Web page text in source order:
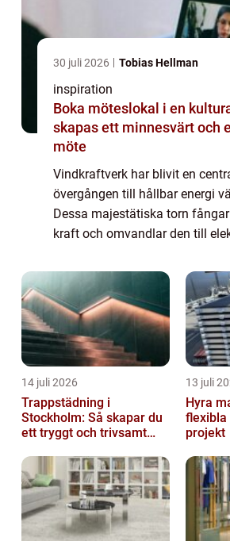
30 juli 2026 Tobias Hellman
inspiration
Boka möteslokal i en
skapas ett minnesvärt och
möte
Vindkraftverk har blivit en
övergången till hållbar energi
Dessa majestätiska torn
kraft och omvandlar den till
14 juli 2026
Trappstädning i
Stockholm: Så skapar du
ett tryggt och trivsamt
13 juli
Hyra
flexibla
projekt